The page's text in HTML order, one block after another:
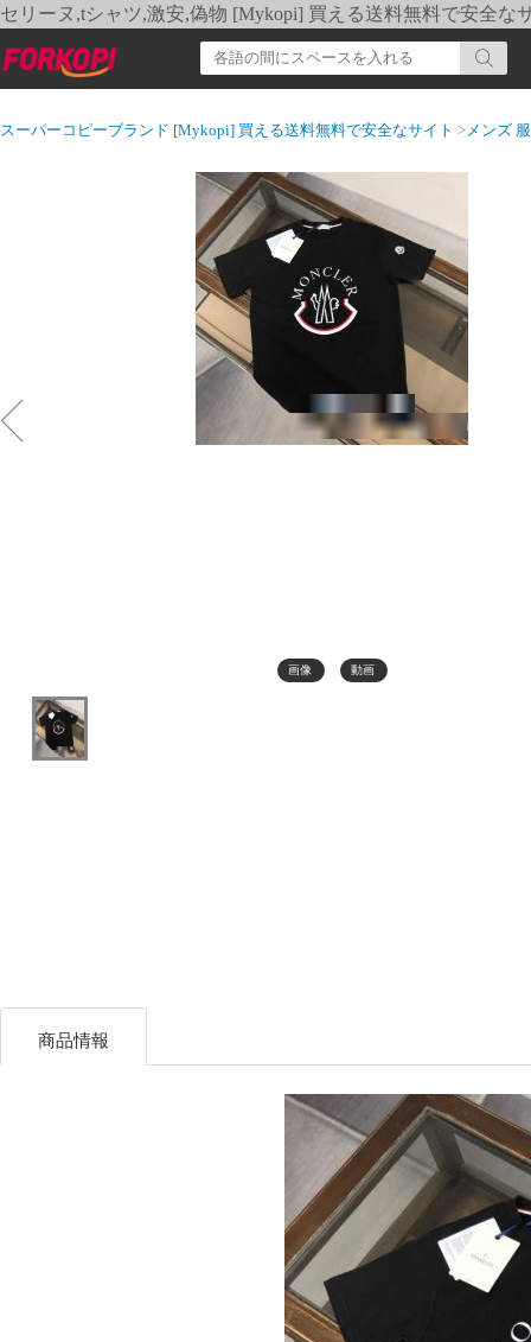
セリーヌ,tシャツ,激安,偽物 [Mykopi] 買える送料無料で安全な
スーパーコピーブランド [Mykopi] 買える送料無料で安全なサイト >メンズ 服
画像 動画
商品情報